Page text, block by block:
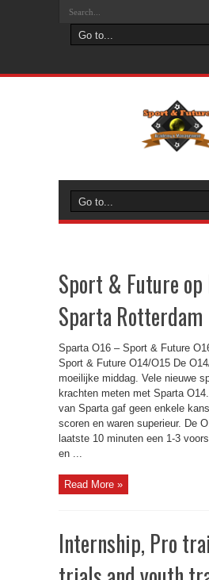
Sport & Future op
Sparta Rotterdam
Sparta O16 – Sport & Future
Sport & Future O14/O15 De
moeilijke middag. Vele nieuwe
krachten meten met Sparta
van Sparta gaf geen enkele
scoren en waren superieur. De
laatste 10 minuten een 1-3
en ...
Read More »
Internship, Pro